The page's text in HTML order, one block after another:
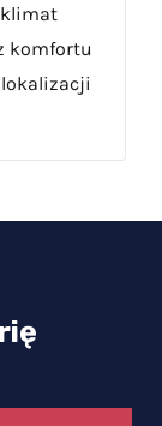
klimat
komfortu